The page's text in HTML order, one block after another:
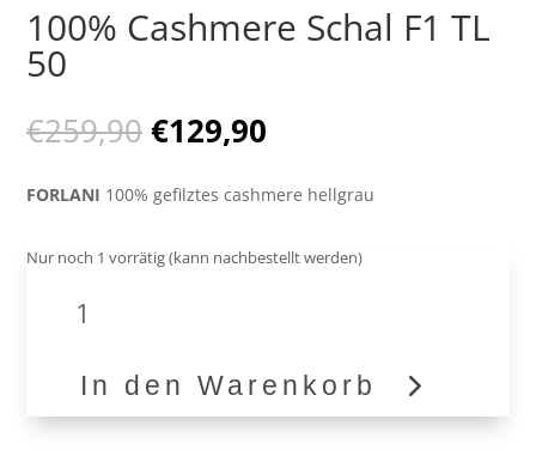
100% Cashmere Schal F1 TL
50
€259,90Ursprünglicher
Preis
war:
€259,90
€129,90
ist:
€129,90.
FORLANI 100% gefilztes cashmere hellgrau
Nur noch 1 vorrätig (kann nachbestellt werden)
Cashmere
50
In den Warenkorb